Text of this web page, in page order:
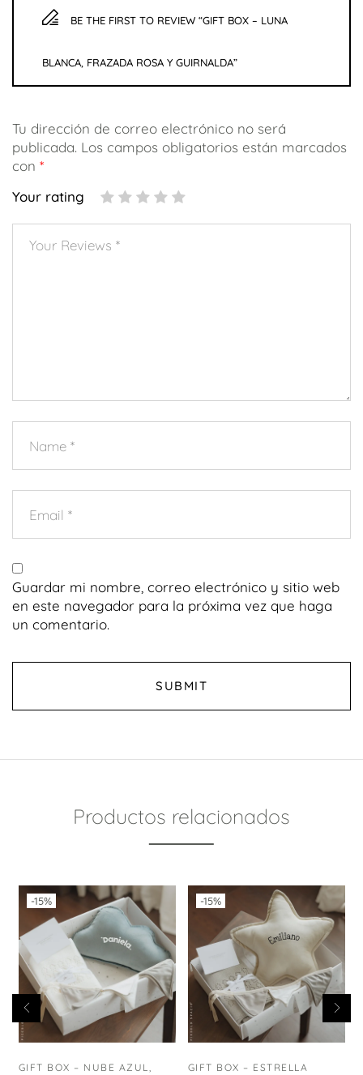
BE THE FIRST TO REVIEW “GIFT BOX – LUNA
BLANCA, FRAZADA ROSA Y GUIRNALDA”
Tu dirección de correo electrónico no será
publicada. Los campos obligatorios están marcados
con *
Your rating
Guardar mi nombre, correo electrónico y sitio web
en este navegador para la próxima vez que haga
un comentario.
Productos relacionados
-15%
GIFT BOX – NUBE AZUL,
-15%
GIFT BOX – ESTRELLA